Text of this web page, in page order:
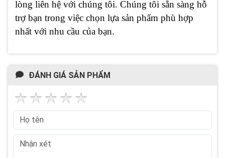
lòng liên hệ với chúng tôi. Chúng tôi sẵn sàng hỗ
trợ bạn trong việc chọn lựa sản phẩm phù hợp
nhất với nhu cầu của bạn.
ĐÁNH GIÁ SẢN PHẨM